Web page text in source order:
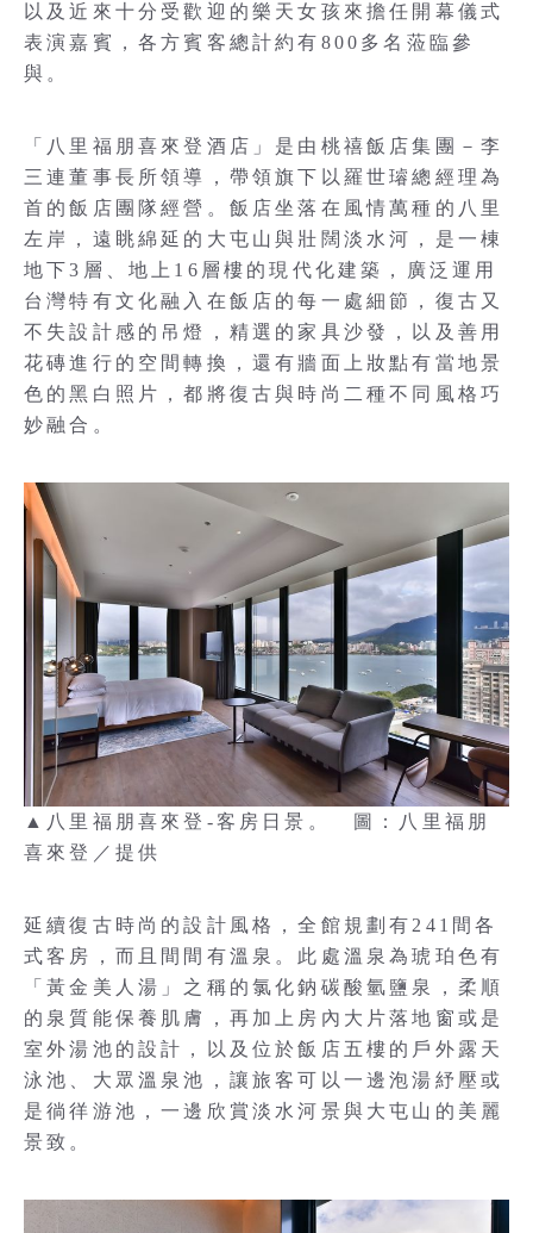
以及近來十分受歡迎的樂天女孩來擔任開幕儀式
表演嘉賓，各方賓客總計約有800多名蒞臨參
與。
「八里福朋喜來登酒店」是由桃禧飯店集團－李
三連董事長所領導，帶領旗下以羅世璿總經理為
首的飯店團隊經營。飯店坐落在風情萬種的八里
左岸，遠眺綿延的大屯山與壯闊淡水河，是一棟
地下3層、地上16層樓的現代化建築，廣泛運用
台灣特有文化融入在飯店的每一處細節，復古又
不失設計感的吊燈，精選的家具沙發，以及善用
花磚進行的空間轉換，還有牆面上妝點有當地景
色的黑白照片，都將復古與時尚二種不同風格巧
妙融合。
▲八里福朋喜來登-客房日景。 圖：八里福朋
喜來登／提供
延續復古時尚的設計風格，全館規劃有241間各
式客房，而且間間有溫泉。此處溫泉為琥珀色有
「黃金美人湯」之稱的氯化鈉碳酸氫鹽泉，柔順
的泉質能保養肌膚，再加上房內大片落地窗或是
室外湯池的設計，以及位於飯店五樓的戶外露天
泳池、大眾溫泉池，讓旅客可以一邊泡湯紓壓或
是徜徉游池，一邊欣賞淡水河景與大屯山的美麗
景致。